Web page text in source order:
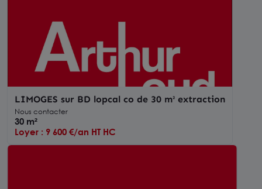
LIMOGES sur BD lopcal co de 30 m² extraction
Nous contacter
30 m²
Loyer : 9 600 €/an HT HC